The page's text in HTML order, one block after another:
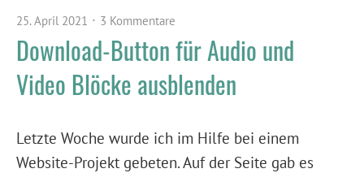
25. April 2021 3 Kommentare
Download-Button für Audio und
Video Blöcke ausblenden
Letzte Woche wurde ich im Hilfe bei einem
Website-Projekt gebeten. Auf der Seite gab es